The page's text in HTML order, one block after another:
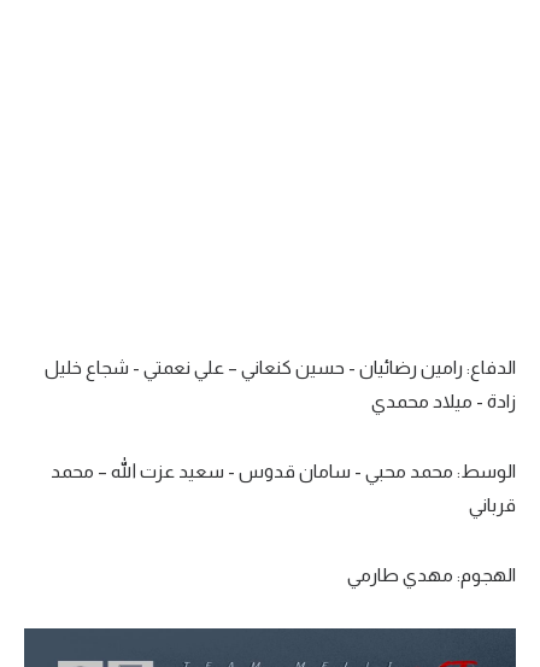
الدفاع: رامين رضائيان - حسين كنعاني – علي نعمتي - شجاع خليل
زادة - ميلاد محمدي
الوسط: محمد محبي - سامان قدوس - سعيد عزت الله – محمد
قرباني
الهجوم: مهدي طارمي